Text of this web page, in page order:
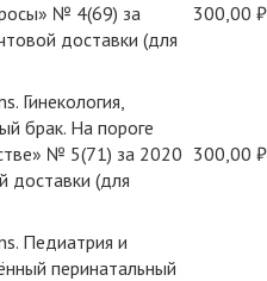
№ 4(69) за
доставки (для
300,00 ₽
Гинекология,
брак. На пороге
№ 5(71) за 2020
доставки (для
300,00 ₽
Педиатрия и
перинатальный